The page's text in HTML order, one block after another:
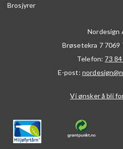
Brosjyrer
Nordesign
Brøsetekra 7 7069
Telefon: 73
E-post:
Vi ønsker å bli